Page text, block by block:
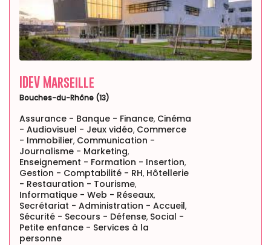
IDEV Marseille
Bouches-du-Rhône (13)
Assurance - Banque - Finance, Cinéma
- Audiovisuel - Jeux vidéo, Commerce
- Immobilier, Communication -
Journalisme - Marketing,
Enseignement - Formation - Insertion,
Gestion - Comptabilité - RH, Hôtellerie
- Restauration - Tourisme,
Informatique - Web - Réseaux,
Secrétariat - Administration - Accueil,
Sécurité - Secours - Défense, Social -
Petite enfance - Services à la
personne